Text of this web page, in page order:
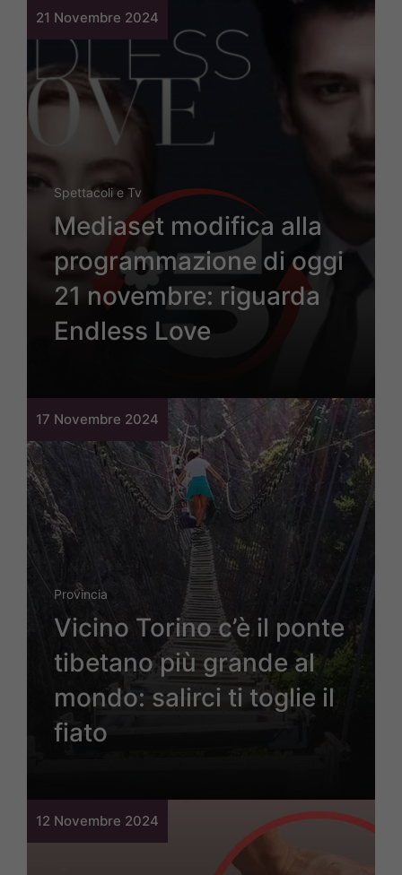
21 Novembre 2024
Spettacoli e Tv
Mediaset modifica alla
programmazione di oggi
21 novembre: riguarda
Endless Love
17 Novembre 2024
Provincia
Vicino Torino c’è il ponte
tibetano più grande al
mondo: salirci ti toglie il
fiato
12 Novembre 2024